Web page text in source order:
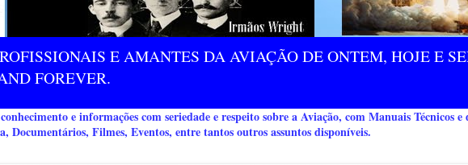
E AMANTES DA AVIAÇÃO DE ONTEM, HOJE E
FOREVER.
e informações com seriedade e respeito sobre a Aviação, com Manuais Técnicos
Filmes, Eventos, entre tantos outros assuntos disponíveis.